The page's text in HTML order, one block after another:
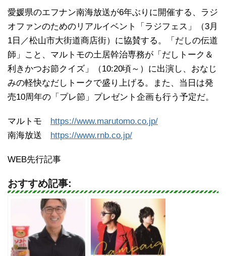
愛媛県のエフナン南海放送が6年ぶりに開催する、ラジ
オファンのためのリアルイベント「ラジフェス」（3月
1日／松山市大街道商店街）に協賛する。「だしの伝道
師」こと、マルトモの土居幹治専務が「だしトーク＆
利きかつお節クイズ」（10:20頃～）に出演し、おなじ
みの軽快なだしトークで盛り上げる。また、当日は発
売10周年の「プレ節」プレゼント企画も行う予定だ。
マルトモ https://www.marutomo.co.jp/
南海放送 https://www.rnb.co.jp/
WEB先行記事
おすすめ記事: